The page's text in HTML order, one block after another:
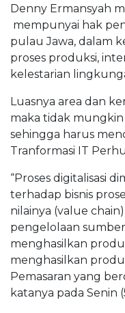
Denny Ermansyah
mempunyai hak
pulau Jawa, dalam
proses produksi,
kelestarian
Luasnya area dan
maka tidak mungkin
sehingga harus
Tranformasi IT
“Proses digitalisasi
terhadap bisnis
nilainya (value
pengelolaan
menghasilkan
menghasilkan
Pemasaran yang
katanya pada Senin